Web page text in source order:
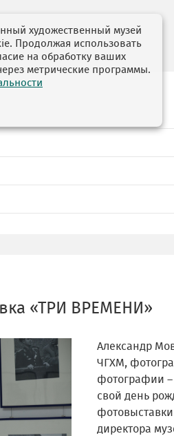
«ТРИ ВРЕМЕНИ»
Александр
ЧГХМ,
фотографии –
свой день
директора
художественный музей
Продолжая использовать
на обработку ваших
метрические программы.